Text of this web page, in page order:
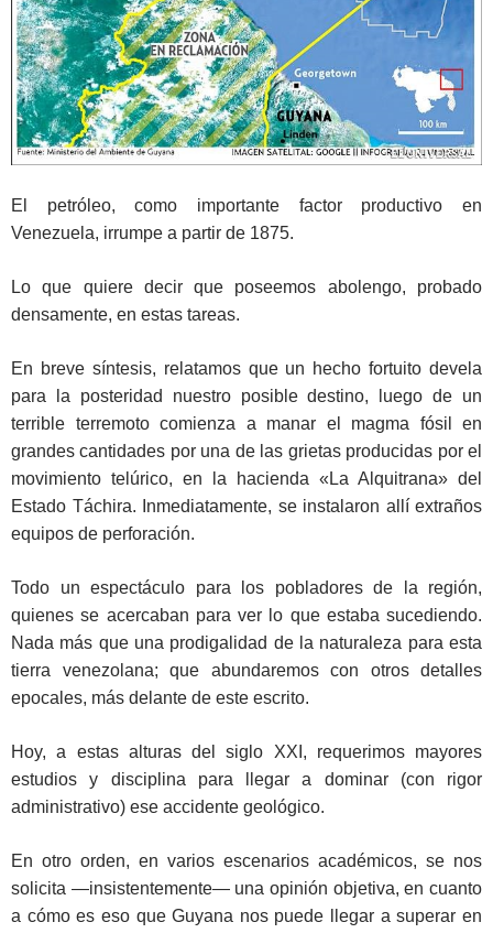
El petróleo, como importante factor productivo en
Venezuela, irrumpe a partir de 1875.
Lo que quiere decir que poseemos abolengo, probado
densamente, en estas tareas.
En breve síntesis, relatamos que un hecho fortuito devela
para la posteridad nuestro posible destino, luego de un
terrible terremoto comienza a manar el magma fósil en
grandes cantidades por una de las grietas producidas por el
movimiento telúrico, en la hacienda «La Alquitrana» del
Estado Táchira. Inmediatamente, se instalaron allí extraños
equipos de perforación.
Todo un espectáculo para los pobladores de la región,
quienes se acercaban para ver lo que estaba sucediendo.
Nada más que una prodigalidad de la naturaleza para esta
tierra venezolana; que abundaremos con otros detalles
epocales, más delante de este escrito.
Hoy, a estas alturas del siglo XXI, requerimos mayores
estudios y disciplina para llegar a dominar (con rigor
administrativo) ese accidente geológico.
En otro orden, en varios escenarios académicos, se nos
solicita ―insistentemente― una opinión objetiva, en cuanto
a cómo es eso que Guyana nos puede llegar a superar en